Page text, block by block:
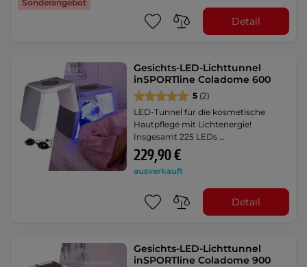
Sonderangebot
Detail
Gesichts-LED-Lichttunnel
inSPORTline Coladome 600
5 (2)
LED-Tunnel für die kosmetische
Hautpflege mit Lichtenergie!
Insgesamt 225 LEDs …
229,90 €
ausverkauft
Detail
Gesichts-LED-Lichttunnel
inSPORTline Coladome 900